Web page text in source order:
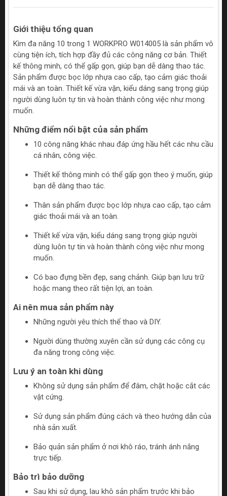
Giới thiệu tổng quan
Kìm đa năng 10 trong 1 WORKPRO W014005 là sản phẩm vô
cùng tiện ích, tích hợp đầy đủ các công năng cơ bản. Thiết
kế thông minh, có thể gấp gọn, giúp bạn dễ dàng thao tác.
Sản phẩm được bọc lớp nhựa cao cấp, tạo cảm giác thoải
mái và an toàn. Thiết kế vừa vặn, kiểu dáng sang trọng giúp
người dùng luôn tự tin và hoàn thành công việc như mong
muốn.
Những điểm nổi bật của sản phẩm
10 công năng khác nhau đáp ứng hầu hết các nhu cầu
cá nhân, công việc.
Thiết kế thông minh có thể gấp gọn theo ý muốn, giúp
bạn dễ dàng thao tác.
Thân sản phẩm được bọc lớp nhựa cao cấp, tạo cảm
giác thoải mái và an toàn.
Thiết kế vừa vặn, kiểu dáng sang trọng giúp người
dùng luôn tự tin và hoàn thành công việc như mong
muốn.
Có bao đựng bền đẹp, sang chảnh. Giúp bạn lưu trữ
hoặc mang theo rất tiện lợi, an toàn.
Ai nên mua sản phẩm này
Những người yêu thích thể thao và DIY.
Người dùng thường xuyên cần sử dụng các công cụ
đa năng trong công việc.
Lưu ý an toàn khi dùng
Không sử dụng sản phẩm để đâm, chặt hoặc cắt các
vật cứng.
Sử dụng sản phẩm đúng cách và theo hướng dẫn của
nhà sản xuất.
Bảo quản sản phẩm ở nơi khô ráo, tránh ánh nắng
trực tiếp.
Bảo trì bảo dưỡng
Sau khi sử dụng, lau khô sản phẩm trước khi bảo